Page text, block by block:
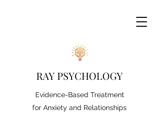
RAY PSYCHOLOGY
Evidence-Based Treatment
for Anxiety and Relationships